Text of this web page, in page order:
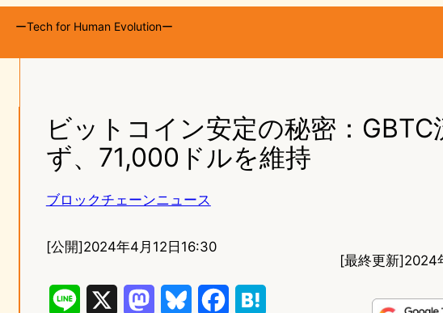
ーTech for Human Evolutionー
ビットコイン安定の秘密：GBTC
ず、71,000ドルを維持
ブロックチェーンニュース
[公開]2024年4月12日16:30
[最終更新]2024